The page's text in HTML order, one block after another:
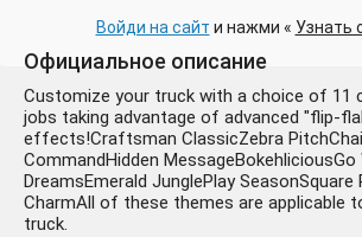
Войди на сайт и нажми « Узнать
Официальное описание
Customize your truck with a choice of 11
jobs taking advantage of advanced "flip-
effects!Craftsman ClassicZebra
CommandHidden MessageBokehliciousGo
DreamsEmerald JunglePlay
CharmAll of these themes are applicable
truck.